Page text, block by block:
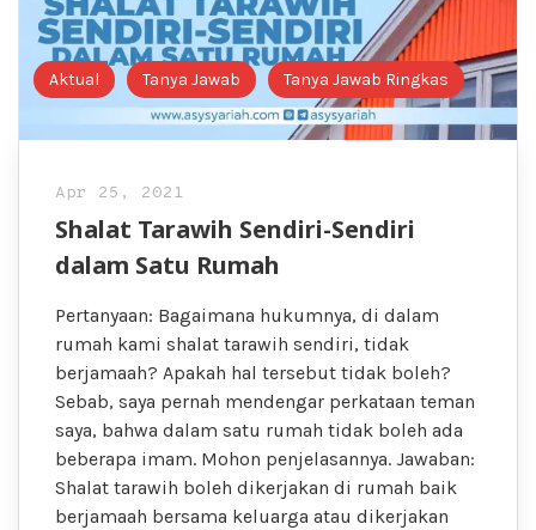
Aktual Tanya Jawab Tanya Jawab Ringkas
Apr 25, 2021
Shalat Tarawih Sendiri-Sendiri
dalam Satu Rumah
Pertanyaan: Bagaimana hukumnya, di dalam
rumah kami shalat tarawih sendiri, tidak
berjamaah? Apakah hal tersebut tidak boleh?
Sebab, saya pernah mendengar perkataan teman
saya, bahwa dalam satu rumah tidak boleh ada
beberapa imam. Mohon penjelasannya. Jawaban:
Shalat tarawih boleh dikerjakan di rumah baik
berjamaah bersama keluarga atau dikerjakan